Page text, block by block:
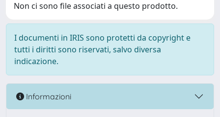
Non ci sono file associati a questo prodotto.
I documenti in IRIS sono protetti da copyright e
tutti i diritti sono riservati, salvo diversa
indicazione.
Informazioni